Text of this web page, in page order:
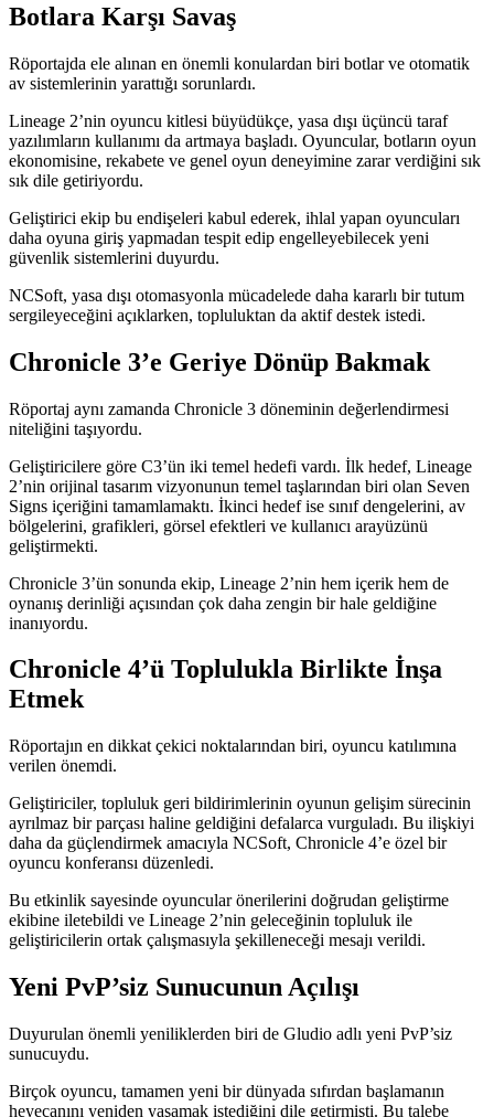
Botlara Karşı Savaş
Röportajda ele alınan en önemli konulardan biri botlar ve otomatik
av sistemlerinin yarattığı sorunlardı.
Lineage 2’nin oyuncu kitlesi büyüdükçe, yasa dışı üçüncü taraf
yazılımların kullanımı da artmaya başladı. Oyuncular, botların oyun
ekonomisine, rekabete ve genel oyun deneyimine zarar verdiğini sık
sık dile getiriyordu.
Geliştirici ekip bu endişeleri kabul ederek, ihlal yapan oyuncuları
daha oyuna giriş yapmadan tespit edip engelleyebilecek yeni
güvenlik sistemlerini duyurdu.
NCSoft, yasa dışı otomasyonla mücadelede daha kararlı bir tutum
sergileyeceğini açıklarken, topluluktan da aktif destek istedi.
Chronicle 3’e Geriye Dönüp Bakmak
Röportaj aynı zamanda Chronicle 3 döneminin değerlendirmesi
niteliğini taşıyordu.
Geliştiricilere göre C3’ün iki temel hedefi vardı. İlk hedef, Lineage
2’nin orijinal tasarım vizyonunun temel taşlarından biri olan Seven
Signs içeriğini tamamlamaktı. İkinci hedef ise sınıf dengelerini, av
bölgelerini, grafikleri, görsel efektleri ve kullanıcı arayüzünü
geliştirmekti.
Chronicle 3’ün sonunda ekip, Lineage 2’nin hem içerik hem de
oynanış derinliği açısından çok daha zengin bir hale geldiğine
inanıyordu.
Chronicle 4’ü Toplulukla Birlikte İnşa
Etmek
Röportajın en dikkat çekici noktalarından biri, oyuncu katılımına
verilen önemdi.
Geliştiriciler, topluluk geri bildirimlerinin oyunun gelişim sürecinin
ayrılmaz bir parçası haline geldiğini defalarca vurguladı. Bu ilişkiyi
daha da güçlendirmek amacıyla NCSoft, Chronicle 4’e özel bir
oyuncu konferansı düzenledi.
Bu etkinlik sayesinde oyuncular önerilerini doğrudan geliştirme
ekibine iletebildi ve Lineage 2’nin geleceğinin topluluk ile
geliştiricilerin ortak çalışmasıyla şekilleneceği mesajı verildi.
Yeni PvP’siz Sunucunun Açılışı
Duyurulan önemli yeniliklerden biri de Gludio adlı yeni PvP’siz
sunucuydu.
Birçok oyuncu, tamamen yeni bir dünyada sıfırdan başlamanın
heyecanını yeniden yaşamak istediğini dile getirmişti. Bu talebe